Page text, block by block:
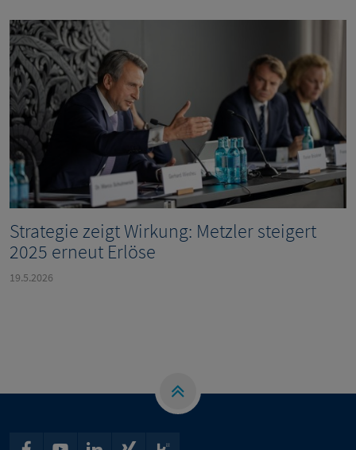
Strategie zeigt Wirkung: Metzler steigert
2025 erneut Erlöse
19.5.2026